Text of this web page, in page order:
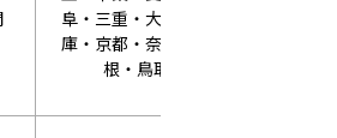
阜・三重・大阪・兵
庫・京都・奈良・島
根・鳥取